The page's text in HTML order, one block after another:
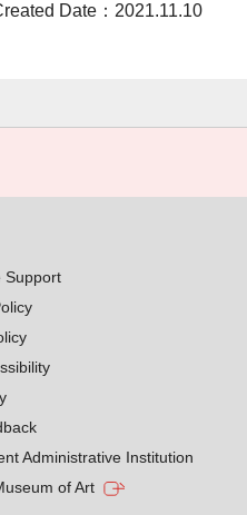
Date：2021.11.10
Support
Administrative Institution
of Art